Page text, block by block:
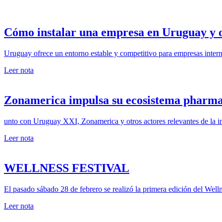
Cómo instalar una empresa en Uruguay
Uruguay ofrece un entorno estable y competitivo para empresas
Leer nota
Zonamerica impulsa su ecosistema
unto con Uruguay XXI, Zonamerica y otros actores relevantes de la
Leer nota
WELLNESS FESTIVAL
El pasado sábado 28 de febrero se realizó la primera edición del
Leer nota